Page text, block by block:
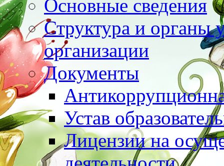
Основные сведения
Структура и органы
организации
Документы
Устав
Лицензии на